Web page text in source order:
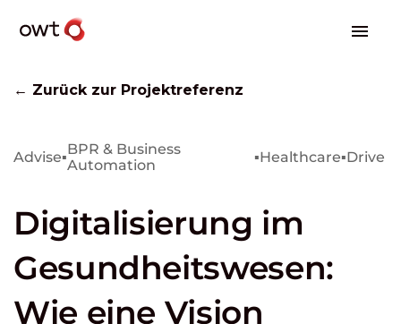
← Zurück zur Projektreferenz
Advise▪BPR & Business
Automation
▪Healthcare▪Drive
Digitalisierung im
Gesundheitswesen:
Wie eine Vision